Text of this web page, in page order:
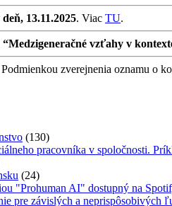
13.11.2025. Viac TU.
vzťahy v
Podmienkou zverejnenia oznamu o
(130)
pracovníka v spoločnosti.
(24)
"Prohuman AI" dostupný na
pre závislých a neprispôsobivých